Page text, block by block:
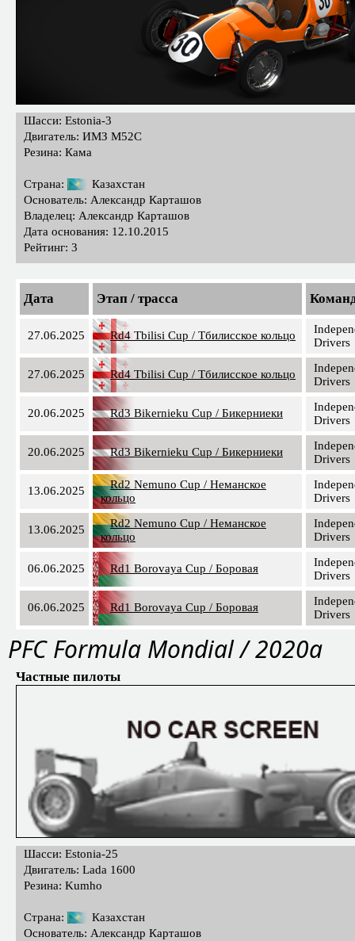
Шасси: Estonia-3
Двигатель: ИМЗ М52С
Резина: Кама
Страна:
Казахстан
Основатель: Александр Карташов
Владелец: Александр Карташов
Дата основания: 12.10.2015
Рейтинг: 3
Дата Этап / трасса
27.06.2025 Rd4 Tbilisi Cup / Тбилисское кольцо
Drivers
27.06.2025 Rd4 Tbilisi Cup / Тбилисское кольцо
Drivers
20.06.2025 Rd3 Bikernieku Cup / Бикерниеки
Drivers
20.06.2025 Rd3 Bikernieku Cup / Бикерниеки
Drivers
13.06.2025
Rd2 Nemuno Cup / Неманское
кольцо
Drivers
13.06.2025
Rd2 Nemuno Cup / Неманское
кольцо
Drivers
06.06.2025 Rd1 Borovaya Cup / Боровая
Drivers
06.06.2025 Rd1 Borovaya Cup / Боровая
Drivers
PFC Formula Mondial / 2020a
Частные пилоты
Шасси: Estonia-25
Двигатель: Lada 1600
Резина: Kumho
Страна:
Казахстан
Основатель: Александр Карташов